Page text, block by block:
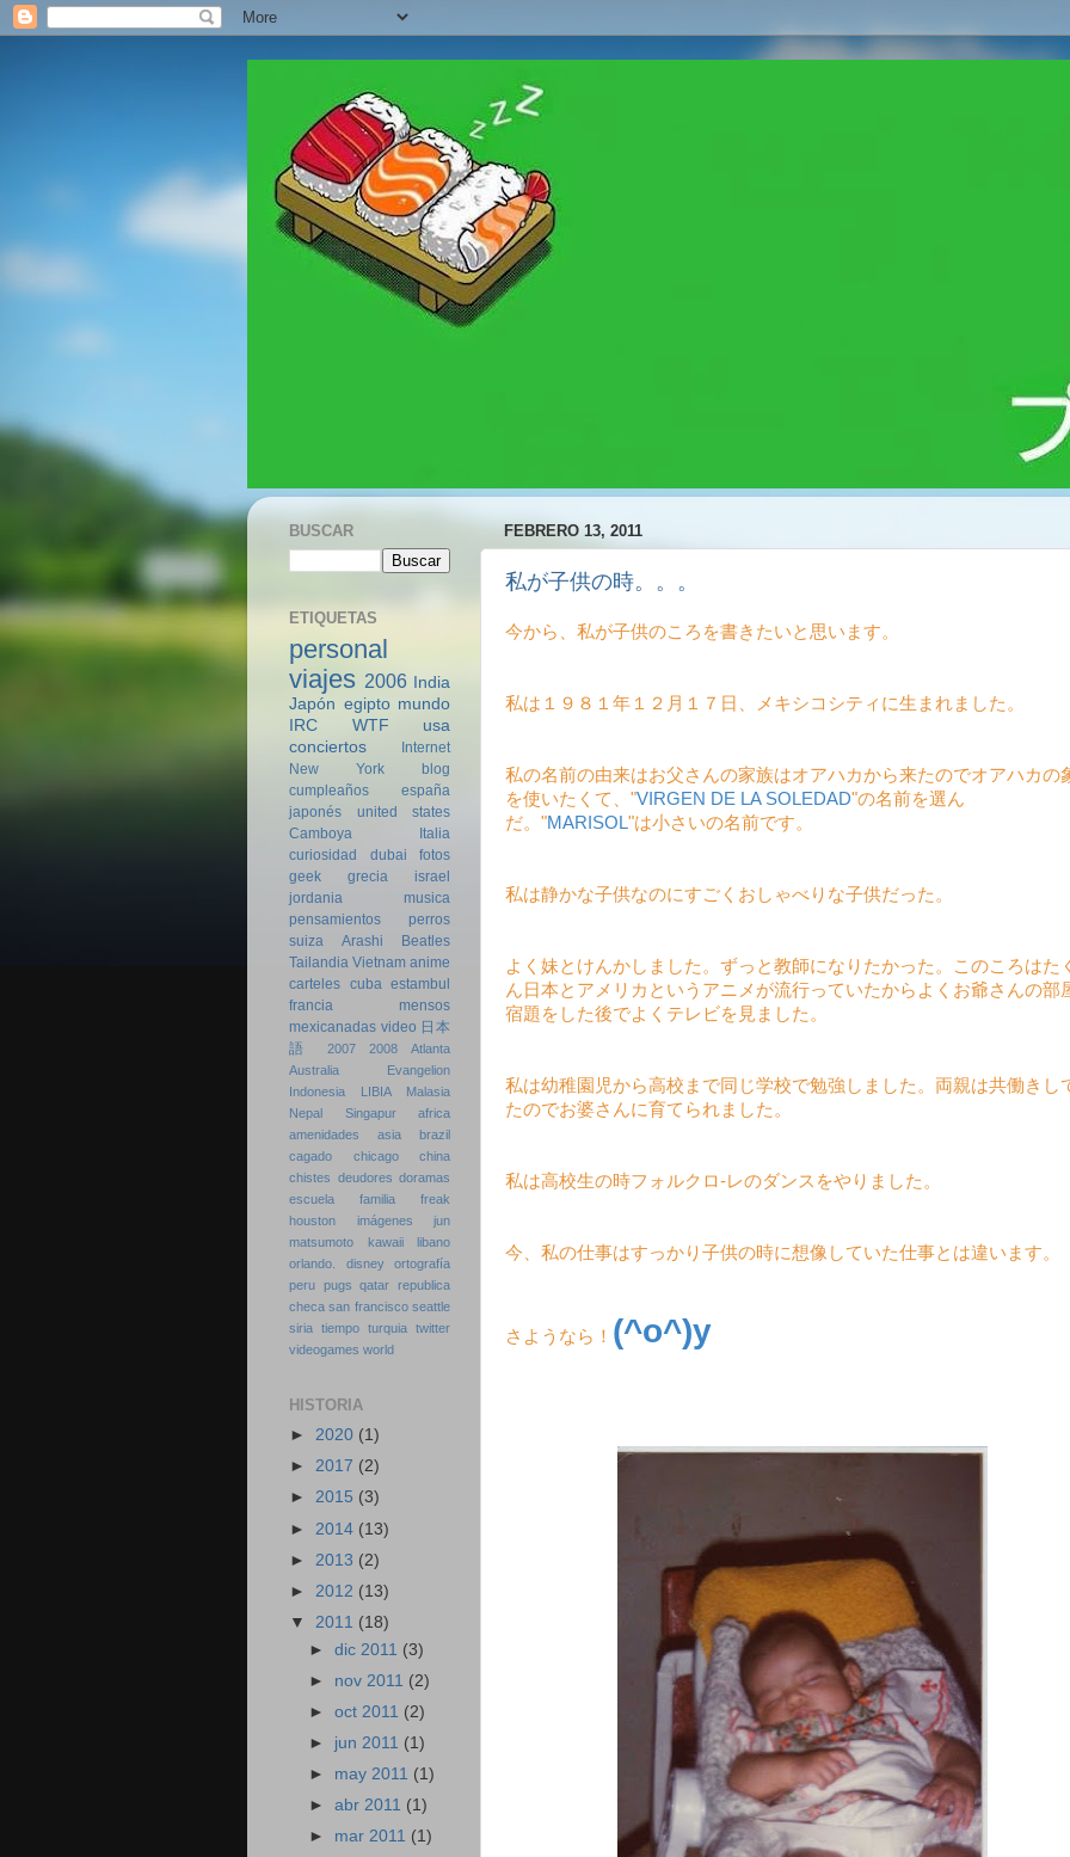
FEBRERO 13, 2011
私が子供の時。。。
今から、私が子供のころを書きたいと思います。
私は１９８１年１２月１７日、メキシコシティに生まれました。
私の名前の由来はお父さんの家族はオアハカから来たのでオアハカの
を使いたくて、"VIRGEN DE LA SOLEDAD"の名前を選ん
だ。"MARISOL"は小さいの名前です。
私は静かな子供なのにすごくおしゃべりな子供だった。
よく妹とけんかしました。ずっと教師になりたかった。このころはた
ん日本とアメリカというアニメが流行っていたからよくお爺さんの部
宿題をした後でよくテレビを見ました。
私は幼稚園児から高校まで同じ学校で勉強しました。両親は共働きし
たのでお婆さんに育てられました。
私は高校生の時フォルクロ-レのダンスをやりました。
今、私の仕事はすっかり子供の時に想像していた仕事とは違います。
さようなら！ (^o^)y
BUSCAR
ETIQUETAS
personal
viajes 2006
India
Japón egipto mundo
IRC
WTF
usa
conciertos
Internet
New York
blog
cumpleaños
españa
japonés
united states
Camboya
Italia
curiosidad
dubai
fotos
geek
grecia
israel
jordania
musica
pensamientos
perros
suiza
Arashi
Beatles
Tailandia Vietnam anime
carteles cuba estambul
francia
mensos
mexicanadas video 日本
語
2007 2008
Atlanta
Australia
Evangelion
Indonesia
LIBIA
Malasia
Nepal
Singapur
africa
amenidades
asia
brazil
cagado
chicago
china
chistes deudores doramas
escuela
familia
freak
houston
imágenes
jun
matsumoto
kawaii
libano
orlando. disney
ortografía
peru pugs qatar republica
checa san francisco seattle
siria tiempo turquia twitter
videogames world
HISTORIA
► 2020 (1)
► 2017 (2)
► 2015 (3)
► 2014 (13)
► 2013 (2)
► 2012 (13)
▼ 2011 (18)
►dic 2011 (3)
► nov 2011 (2)
►oct 2011 (2)
► jun 2011 (1)
► may 2011 (1)
►abr 2011 (1)
► mar 2011 (1)